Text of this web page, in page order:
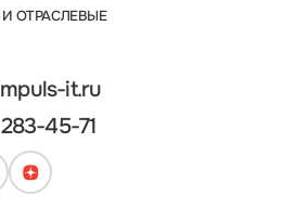
it.ru
45-71
ОТРАСЛЕВЫЕ